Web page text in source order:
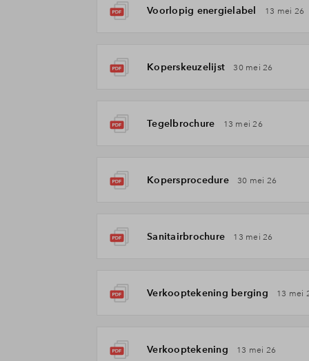
Voorlopig energielabel 13 mei 26
Koperskeuzelijst 30 mei 26
Tegelbrochure 13 mei 26
Kopersprocedure 30 mei 26
Sanitairbrochure 13 mei 26
Verkooptekening berging 13 mei
Verkooptekening 13 mei 26